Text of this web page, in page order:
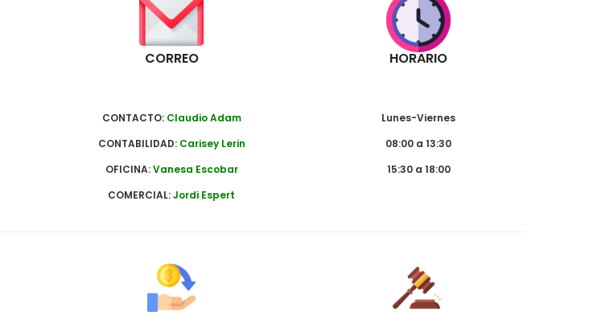
CORREO
CONTACTO: Claudio Adam
CONTABILIDAD: Carisey Lerin
OFICINA:Vanesa Escobar
COMERCIAL:Jordi Espert
HORARIO
Lunes-Viernes
08:00 a 13:30
15:30 a 18:00